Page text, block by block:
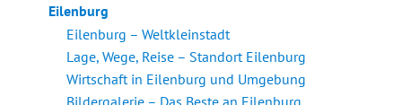
Eilenburg
Eilenburg – Weltkleinstadt
Lage, Wege, Reise – Standort Eilenburg
Wirtschaft in Eilenburg und Umgebung
Bildergalerie – Das Beste an Eilenburg